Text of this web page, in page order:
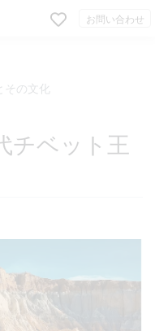
お問い合わせ
その文化
チベット王